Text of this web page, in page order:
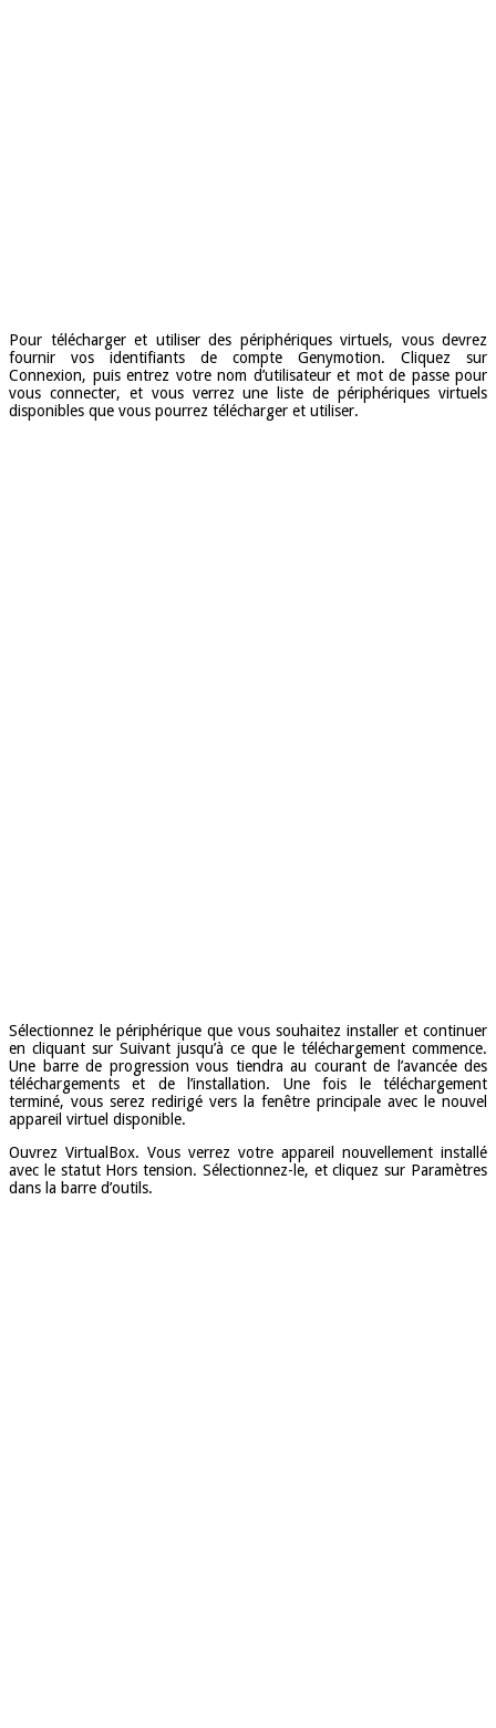
Pour télécharger et utiliser des périphériques virtuels, vous devrez
fournir vos identifiants de compte Genymotion. Cliquez sur
Connexion, puis entrez votre nom d’utilisateur et mot de passe pour
vous connecter, et vous verrez une liste de périphériques virtuels
disponibles que vous pourrez télécharger et utiliser.
Sélectionnez le périphérique que vous souhaitez installer et continuer
en cliquant sur Suivant jusqu’à ce que le téléchargement commence.
Une barre de progression vous tiendra au courant de l’avancée des
téléchargements et de l’installation. Une fois le téléchargement
terminé, vous serez redirigé vers la fenêtre principale avec le nouvel
appareil virtuel disponible.
Ouvrez VirtualBox. Vous verrez votre appareil nouvellement installé
avec le statut Hors tension. Sélectionnez-le, et cliquez sur Paramètres
dans la barre d’outils.